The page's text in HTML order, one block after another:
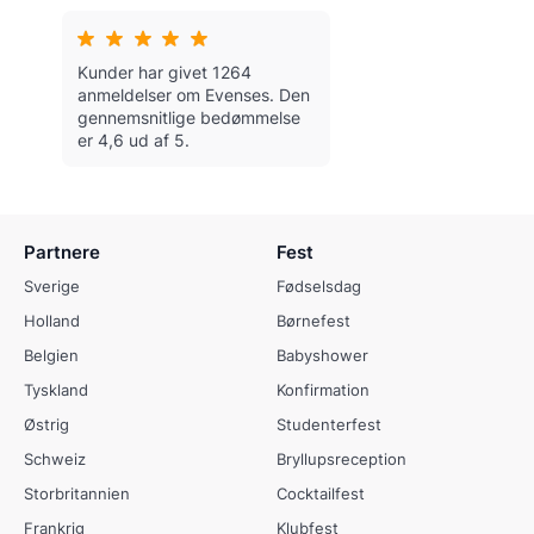
Kunder har givet 1264
anmeldelser om Evenses. Den
gennemsnitlige bedømmelse
er 4,6 ud af 5.
Partnere
Sverige
Holland
Belgien
Tyskland
Østrig
Schweiz
Storbritannien
Frankrig
Fest
Fødselsdag
Børnefest
Babyshower
Konfirmation
Studenterfest
Bryllupsreception
Cocktailfest
Klubfest